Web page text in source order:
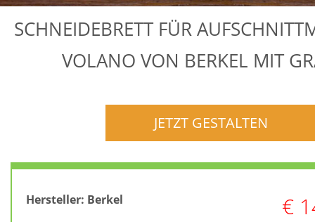
SCHNEIDEBRETT FÜR
VOLANO VON BERKEL MIT
JETZT GESTALTEN
Hersteller: Berkel €